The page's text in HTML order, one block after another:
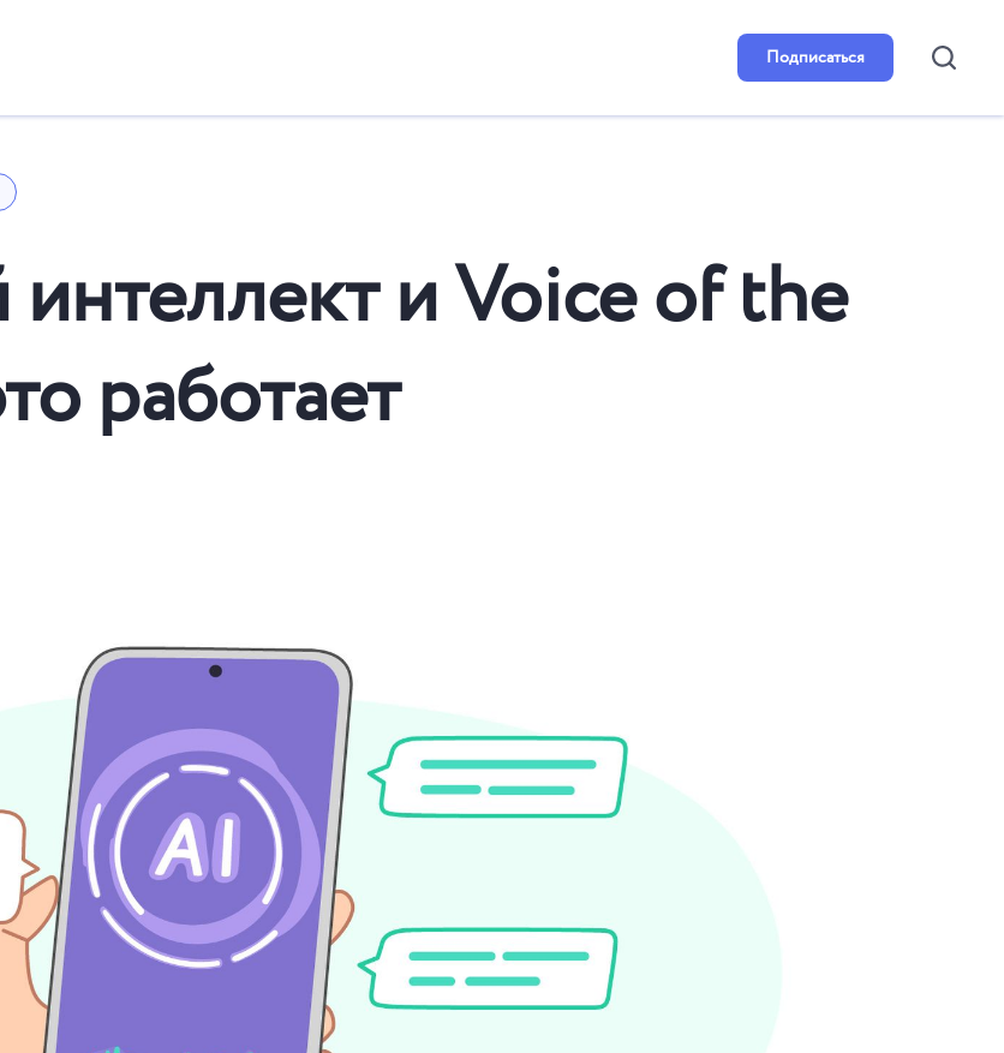
Подписаться
и Voice of the
работает